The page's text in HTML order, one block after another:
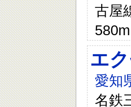
古屋
エ
愛知
名鉄